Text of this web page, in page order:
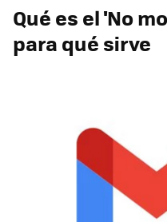
Qué es el 'No
para qué sirve